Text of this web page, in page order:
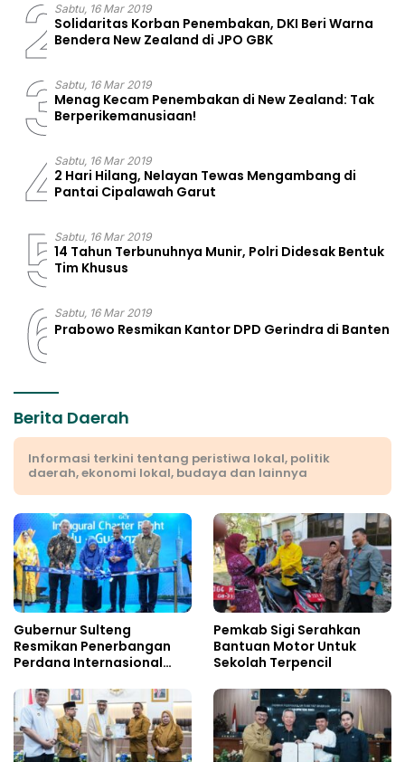
2Sabtu, 16 Mar 2019
Solidaritas Korban Penembakan, DKI Beri Warna
Bendera New Zealand di JPO GBK
3Sabtu, 16 Mar 2019
Menag Kecam Penembakan di New Zealand: Tak
Berperikemanusiaan!
4Sabtu, 16 Mar 2019
2 Hari Hilang, Nelayan Tewas Mengambang di
Pantai Cipalawah Garut
5Sabtu, 16 Mar 2019
14 Tahun Terbunuhnya Munir, Polri Didesak Bentuk
Tim Khusus
6Sabtu, 16 Mar 2019
Prabowo Resmikan Kantor DPD Gerindra di Banten
Berita Daerah
Informasi terkini tentang peristiwa lokal, politik
daerah, ekonomi lokal, budaya dan lainnya
Gubernur Sulteng
Resmikan Penerbangan
Perdana Internasional
Pemkab Sigi Serahkan
Bantuan Motor Untuk
Sekolah Terpencil